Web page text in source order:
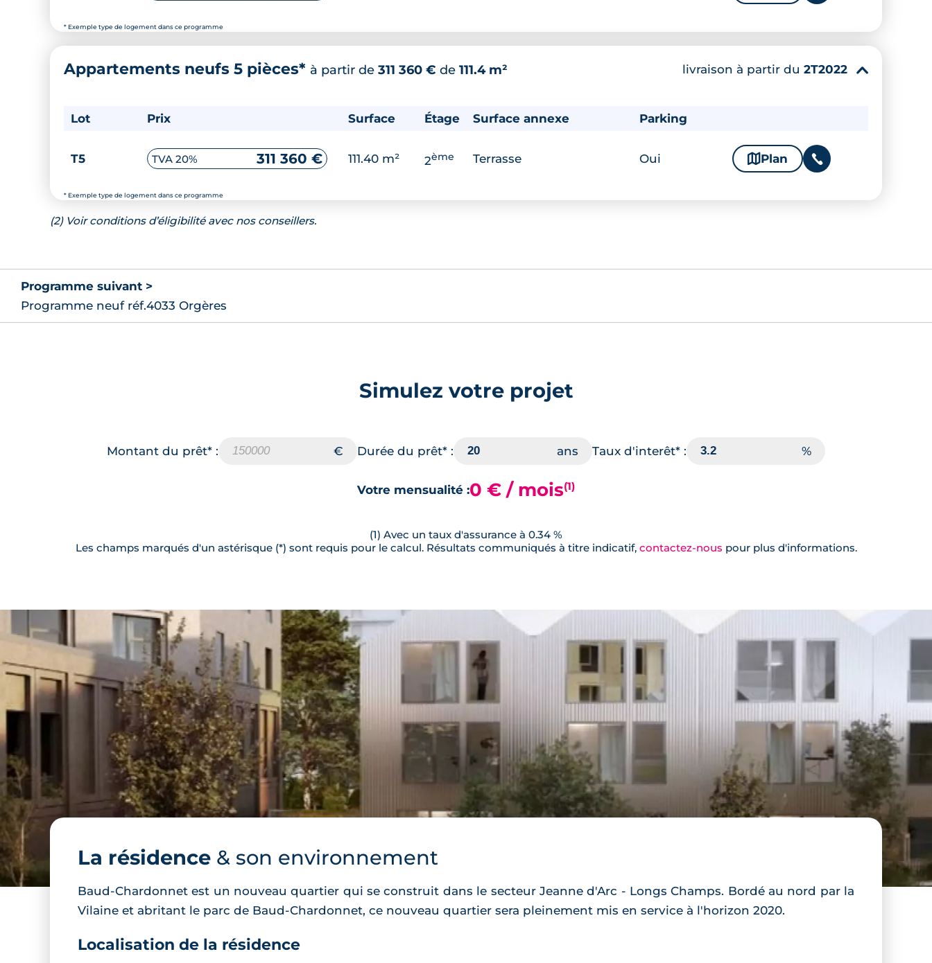
* Exemple type de logement dans ce programme
Appartements neufs 5 pièces* à partir de 311 360 € de 111.4 m²
* Exemple type de logement dans ce programme
livraison à partir du 2T2022 ▾
Lot Prix Surface Étage Surface annexe Parking
T5 TVA 20% 311 360 € 111.40 m² 2ème Terrasse Oui 🗞 Plan 📞
(2) Voir conditions d’éligibilité avec nos conseillers.
Programme suivant >
Programme neuf réf.4033 Orgères
Simulez votre projet
Montant du prêt* : Durée du prêt* : Taux d'interêt* :
Votre mensualité :0 € / mois(1)
(1) Avec un taux d'assurance à 0.34 %
Les champs marqués d'un astérisque (*) sont requis pour le calcul. Résultats communiqués à titre indicatif, contactez-nous pour plus d'informations.
La résidence & son environnement
Baud-Chardonnet est un nouveau quartier qui se construit dans le secteur Jeanne d'Arc - Longs Champs. Bordé au nord par la
Vilaine et abritant le parc de Baud-Chardonnet, ce nouveau quartier sera pleinement mis en service à l'horizon 2020.
Localisation de la résidence